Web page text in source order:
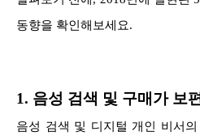
동향을 확인해보세요.
1. 음성 검색 및 구매가 보
음성 검색 및 디지털 개인 비서